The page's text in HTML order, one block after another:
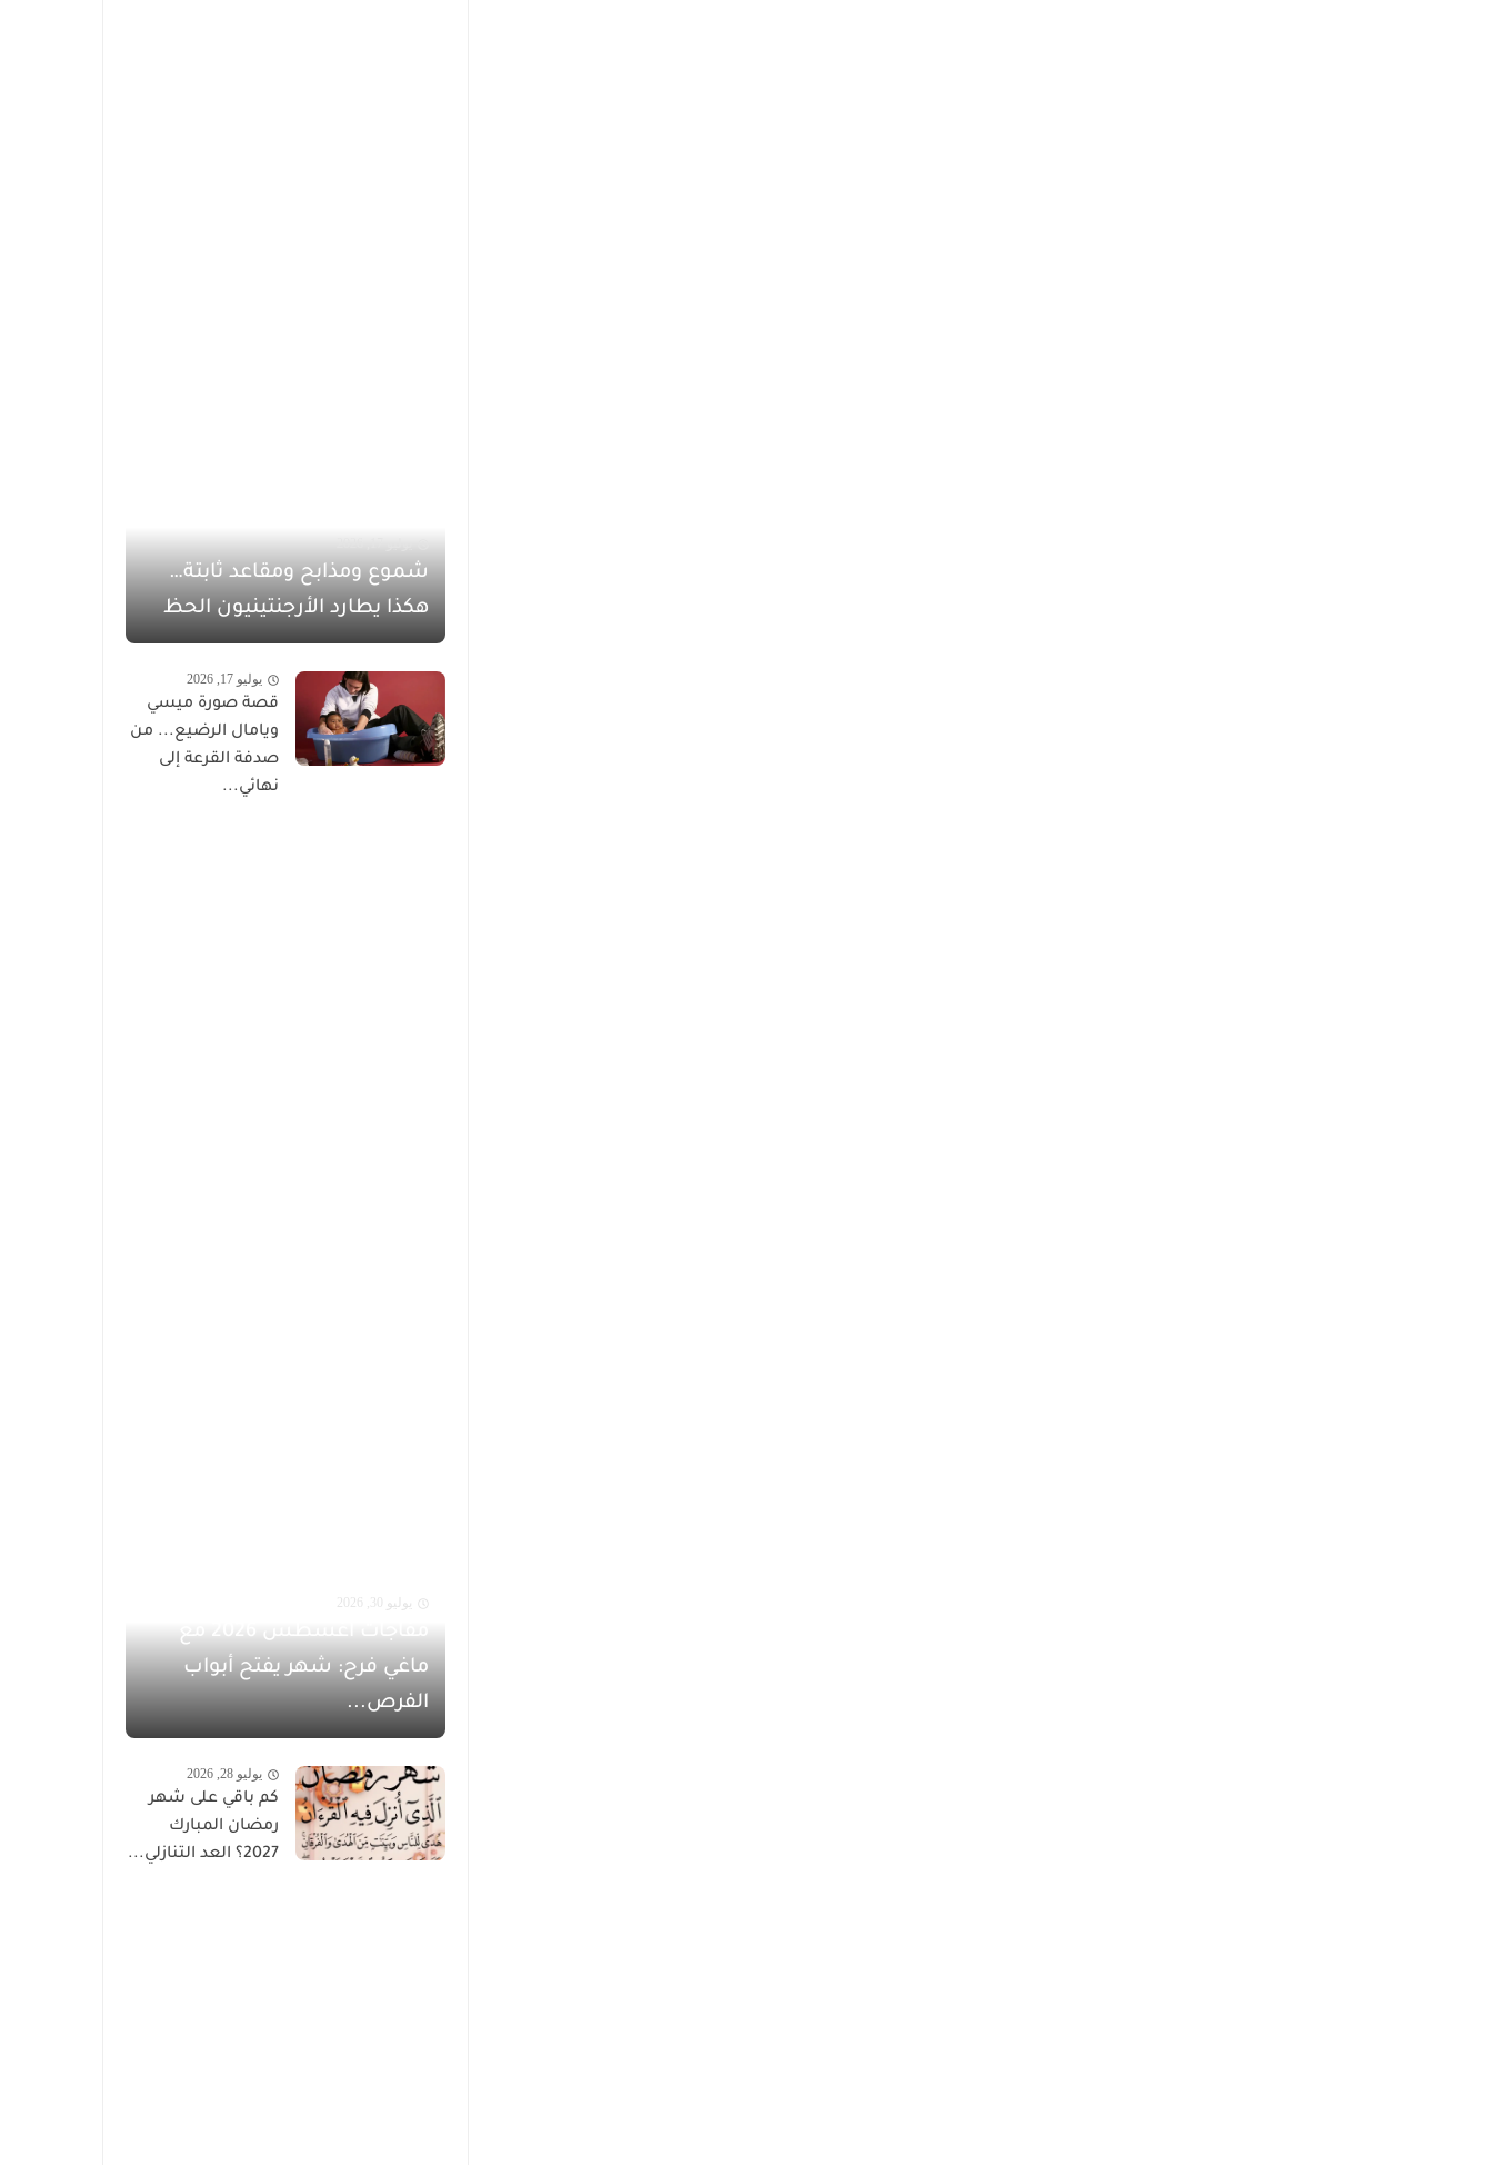
شموع ومذابح ومقاعد ثابتة…
هكذا يطارد الأرجنتينيون الحظ
يوليو 17, 2026
قصة صورة ميسي
ويامال الرضيع... من
صدفة القرعة إلى
نهائي...
يوليو 30, 2026
مفاجآت أغسطس 2026 مع
ماغي فرح: شهر يفتح أبواب
الفرص...
يوليو 28, 2026
كم باقي على شهر
رمضان المبارك
2027؟ العد التنازلي...